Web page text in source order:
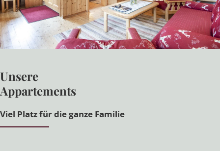
Unsere
Appartements
Viel Platz für die ganze Familie